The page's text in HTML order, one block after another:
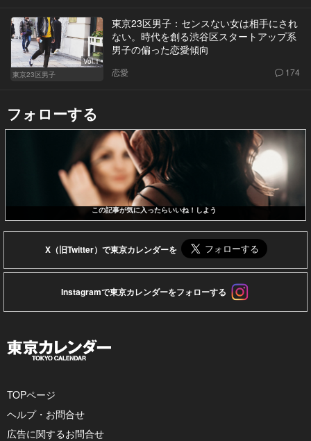
Vol.1
東京23区男子
東京23区男子：センスない女は相手にされ
ない。時代を創る渋谷区スタートアップ系
男子の偏った恋愛傾向
恋愛 174
フォローする
この記事が気に入ったらいいね！しよう
X（旧Twitter）で東京カレンダーを
Instagramで東京カレンダーをフォローする
TOPページ
ヘルプ・お問合せ
広告に関するお問合せ